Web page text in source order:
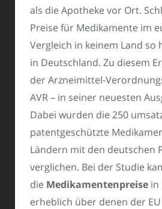
als die Apotheke vor Ort.
Preise für Medikamente im
Vergleich in keinem Land so
in Deutschland. Zu diesem
der Arzneimittel-
AVR – in seiner neuesten
Dabei wurden die 250
patentgeschützte
Ländern mit den deutschen
verglichen. Bei der Studie
die Medikamentenpreise in
erheblich über denen der